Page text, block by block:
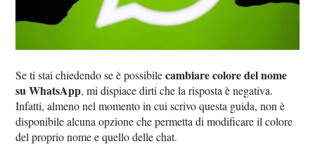
Se ti stai chiedendo se è possibilecambiare colore del nome
su WhatsApp, mi dispiace dirti che la risposta è negativa.
Infatti, almeno nel momento in cui scrivo questa guida, non è
disponibile alcuna opzione che permetta di modificare il colore
del proprio nome e quello delle chat.